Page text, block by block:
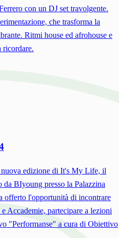
con un DJ set travolgente.
che trasforma la
Ritmi house ed afrohouse e
ricordare.
nuova edizione di It's My Life, il
da BIyoung presso la Palazzina
offerto l'opportunità di incontrare
Accademie, partecipare a lezioni
"Performanse" a cura di Obiettivo